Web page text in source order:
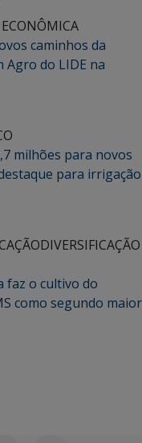
caminhos da
Agro do LIDE na
milhões para novos
para irrigação
DIVERSIFICAÇÃO
faz o cultivo do
como segundo maior